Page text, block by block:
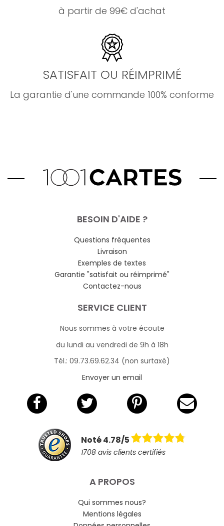
à partir de 99€ d'achat
SATISFAIT OU RÉIMPRIMÉ
La garantie d'une commande 100% conforme
BESOIN D'AIDE ?
Questions fréquentes
Livraison
Exemples de textes
Garantie "satisfait ou réimprimé"
Contactez-nous
SERVICE CLIENT
Nous sommes à votre écoute
du lundi au vendredi de 9h à 18h
Tél.: 09.73.69.62.34 (non surtaxé)
Envoyer un email
Noté 4.78/5
1708 avis clients certifiés
A PROPOS
Qui sommes nous?
Mentions légales